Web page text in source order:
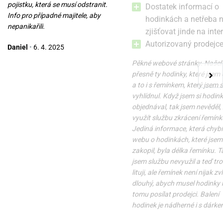
pojistku, která se musí odstranit.
Info pro případné majitele, aby
nepanikařili.
Daniel • 6. 4. 2025
Dostatek informací o
hodinkách a netřeba
zjišťovat jinde na
Autorizovaný prodejce
Pěkné webové stránky. Našel
přesně ty hodinky, které jsem
a to i s řemínkem, který jsem
vyhlídnul. Když jsem si
objednával, tak jsem nevěděl,
využít službu zkrácení
Jediná informace, která
webu o hodinkách, které
zakopil, byla délka řemínku.
jsem službu nevyužil a teď
lituji, ale řemínek není nijak
dlouhý, abych musel hodinky
tomu posílat prodejci. Balení
hodinek je nádherné i s